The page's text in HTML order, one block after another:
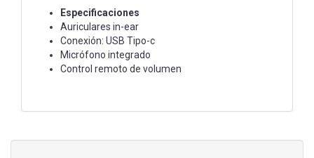
Especificaciones
Auriculares in-ear
Conexión: USB Tipo-c
Micrófono integrado
Control remoto de volumen